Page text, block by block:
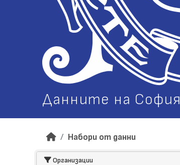
Данните на София
Набори от данни
Организации